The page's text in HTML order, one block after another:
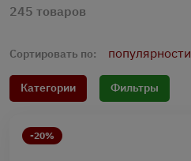
245 товаров
Сортировать по: популярности
Категории Фильтры
-20%